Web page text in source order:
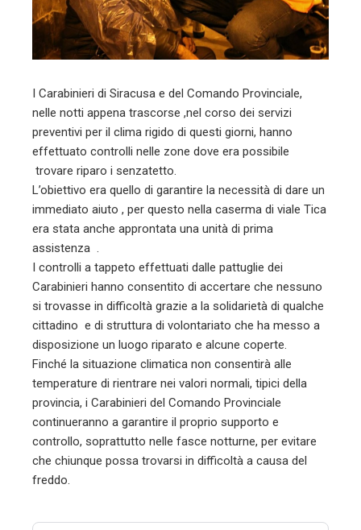
I Carabinieri di Siracusa e del Comando Provinciale,
nelle notti appena trascorse ,nel corso dei servizi
preventivi per il clima rigido di questi giorni, hanno
effettuato controlli nelle zone dove era possibile
trovare riparo i senzatetto.
L’obiettivo era quello di garantire la necessità di dare un
immediato aiuto , per questo nella caserma di viale Tica
era stata anche approntata una unità di prima
assistenza .
I controlli a tappeto effettuati dalle pattuglie dei
Carabinieri hanno consentito di accertare che nessuno
si trovasse in difficoltà grazie a la solidarietà di qualche
cittadino e di struttura di volontariato che ha messo a
disposizione un luogo riparato e alcune coperte.
Finché la situazione climatica non consentirà alle
temperature di rientrare nei valori normali, tipici della
provincia, i Carabinieri del Comando Provinciale
continueranno a garantire il proprio supporto e
controllo, soprattutto nelle fasce notturne, per evitare
che chiunque possa trovarsi in difficoltà a causa del
freddo.